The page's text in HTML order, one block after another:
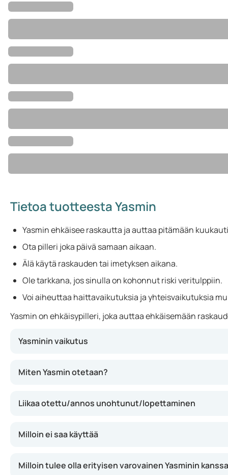
Tietoa tuotteesta Yasmin
Yasmin ehkäisee raskautta ja auttaa pitämään
Ota pilleri joka päivä samaan aikaan.
Älä käytä raskauden tai imetyksen aikana.
Ole tarkkana, jos sinulla on kohonnut riski veritulppiin.
Voi aiheuttaa haittavaikutuksia ja yhteisvaikutuksia
Yasmin on ehkäisypilleri, joka auttaa ehkäisemään
Yasminin vaikutus
Miten Yasmin otetaan?
Liikaa otettu/annos unohtunut/lopettaminen
Milloin ei saa käyttää
Milloin tulee olla erityisen varovainen Yasminin kanssa